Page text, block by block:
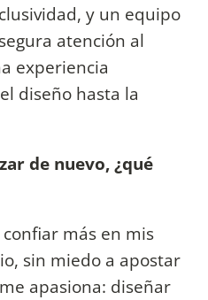
y un equipo
atención al
experiencia
diseño hasta la
de nuevo, ¿qué
más en mis
sin miedo a apostar
apasiona: diseñar